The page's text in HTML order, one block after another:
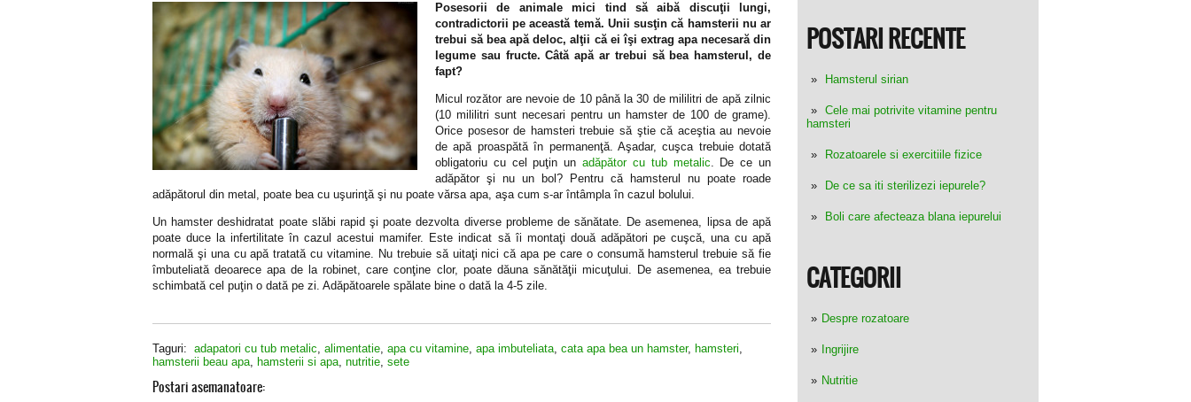
POSTARI RECENTE
Hamsterul sirian
Cele mai potrivite vitamine pentru
hamsteri
Rozatoarele si exercitiile fizice
De ce sa iti sterilizezi iepurele?
Boli care afecteaza blana iepurelui
CATEGORII
Despre rozatoare
Ingrijire
Nutritie
Posesorii de animale mici tind să aibă discuţii lungi,
contradictorii pe această temă. Unii susţin că hamsterii nu ar
trebui să bea apă deloc, alţii că ei îşi extrag apa necesară din
legume sau fructe. Câtă apă ar trebui să bea hamsterul, de
fapt?
Micul rozător are nevoie de 10 până la 30 de mililitri de apă zilnic
(10 mililitri sunt necesari pentru un hamster de 100 de grame).
Orice posesor de hamsteri trebuie să ştie că aceştia au nevoie
de apă proaspătă în permanenţă. Aşadar, cuşca trebuie dotată
obligatoriu cu cel puţin unadăpător cu tub metalic. De ce un
adăpător şi nu un bol? Pentru că hamsterul nu poate roade
adăpătorul din metal, poate bea cu uşurinţă şi nu poate vărsa apa, aşa cum s-ar întâmpla în cazul bolului.
Un hamster deshidratat poate slăbi rapid şi poate dezvolta diverse probleme de sănătate. De asemenea, lipsa de apă
poate duce la infertilitate în cazul acestui mamifer. Este indicat să îi montaţi două adăpători pe cuşcă, una cu apă
normală şi una cu apă tratată cu vitamine. Nu trebuie să uitaţi nici că apa pe care o consumă hamsterul trebuie să fie
îmbuteliată deoarece apa de la robinet, care conţine clor, poate dăuna sănătăţii micuţului. De asemenea, ea trebuie
schimbată cel puţin o dată pe zi. Adăpătoarele spălate bine o dată la 4-5 zile.
Taguri: adapatori cu tub metalic, alimentatie, apa cu vitamine, apa imbuteliata, cata apa bea un hamster, hamsteri,
hamsterii beau apa, hamsterii si apa, nutritie, sete
Postari asemanatoare: